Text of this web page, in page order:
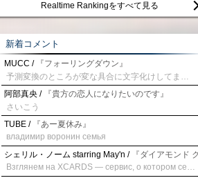
Realtime Rankingをすべて見る
新着コメント
MUCC / 『フォーリングダウン』
阿部真央 / 『貴方の恋人になりたいのです』
さいこう
TUBE / 『あー夏休み』
владимир воронин семья
シェリル・ノーム starring May'n / 『ダイアモンド